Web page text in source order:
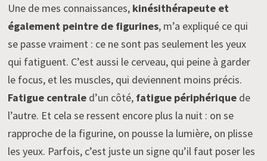
Une de mes connaissances, kinésithérapeute et
également peintre de figurines, m’a expliqué ce qui
se passe vraiment : ce ne sont pas seulement les yeux
qui fatiguent. C’est aussi le cerveau, qui peine à garder
le focus, et les muscles, qui deviennent moins précis.
Fatigue centrale d’un côté, fatigue périphérique de
l’autre. Et cela se ressent encore plus la nuit : on se
rapproche de la figurine, on pousse la lumière, on plisse
les yeux. Parfois, c’est juste un signe qu’il faut poser les